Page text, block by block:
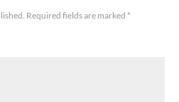
Required fields are marked *